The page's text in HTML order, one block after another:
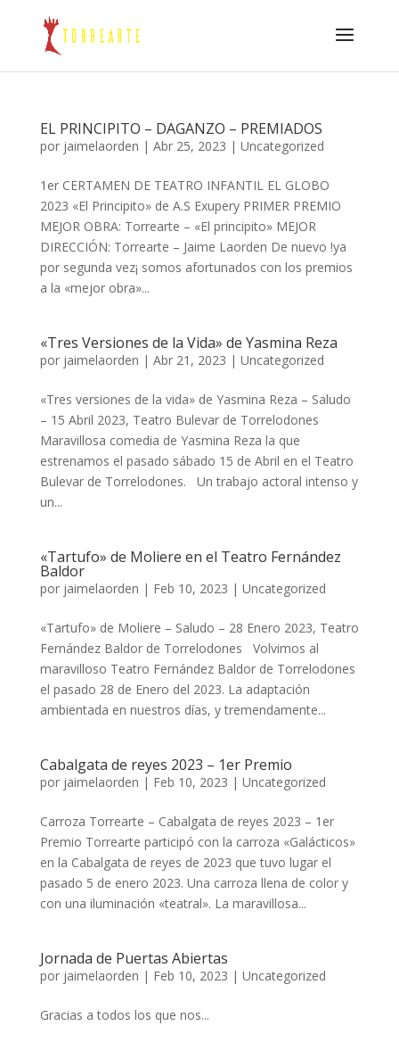
EL PRINCIPITO – DAGANZO – PREMIADOS
por jaimelaorden | Abr 25, 2023 | Uncategorized
1er CERTAMEN DE TEATRO INFANTIL EL GLOBO
2023 «El Principito» de A.S Exupery PRIMER PREMIO
MEJOR OBRA: Torrearte – «El principito» MEJOR
DIRECCIÓN: Torrearte – Jaime Laorden De nuevo !ya
por segunda vez¡ somos afortunados con los premios
a la «mejor obra»...
«Tres Versiones de la Vida» de Yasmina Reza
por jaimelaorden | Abr 21, 2023 | Uncategorized
«Tres versiones de la vida» de Yasmina Reza – Saludo
– 15 Abril 2023, Teatro Bulevar de Torrelodones
Maravillosa comedia de Yasmina Reza la que
estrenamos el pasado sábado 15 de Abril en el Teatro
Bulevar de Torrelodones. Un trabajo actoral intenso y
un...
«Tartufo» de Moliere en el Teatro Fernández
Baldor
por jaimelaorden | Feb 10, 2023 | Uncategorized
«Tartufo» de Moliere – Saludo – 28 Enero 2023, Teatro
Fernández Baldor de Torrelodones Volvimos al
maravilloso Teatro Fernández Baldor de Torrelodones
el pasado 28 de Enero del 2023. La adaptación
ambientada en nuestros días, y tremendamente...
Cabalgata de reyes 2023 – 1er Premio
por jaimelaorden | Feb 10, 2023 | Uncategorized
Carroza Torrearte – Cabalgata de reyes 2023 – 1er
Premio Torrearte participó con la carroza «Galácticos»
en la Cabalgata de reyes de 2023 que tuvo lugar el
pasado 5 de enero 2023. Una carroza llena de color y
con una iluminación «teatral». La maravillosa...
Jornada de Puertas Abiertas
por jaimelaorden | Feb 10, 2023 | Uncategorized
Gracias a todos los que nos...